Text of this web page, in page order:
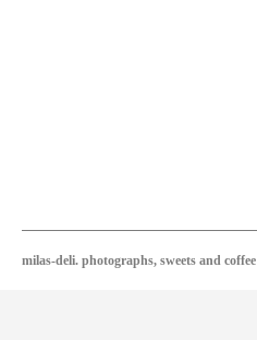
milas-deli. photographs, sweets and coffee